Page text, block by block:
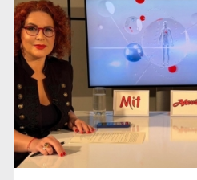
Virtuozitate și sonorităţi populare
ediţie „best ...